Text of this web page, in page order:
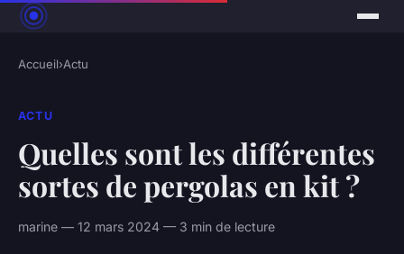
Accueil›Actu
ACTU
Quelles sont les différentes
sortes de pergolas en kit ?
marine — 12 mars 2024 — 3 min de lecture